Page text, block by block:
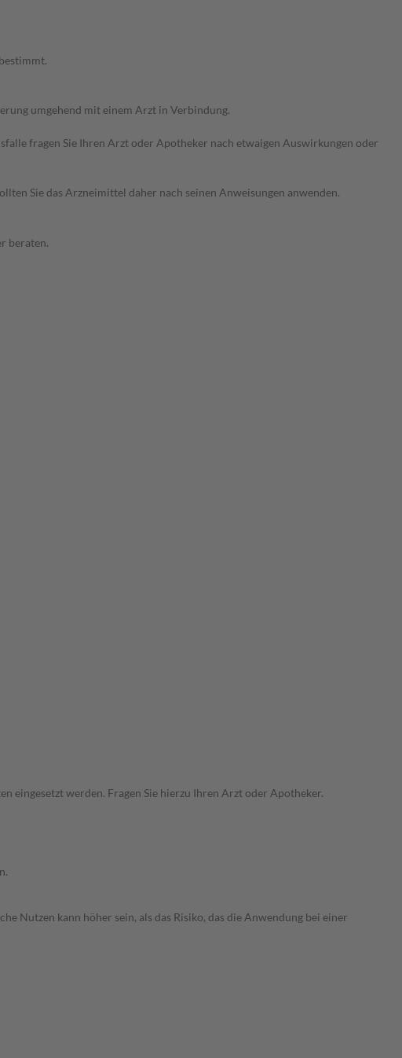
umgehend mit einem Arzt in Verbindung.
fragen Sie Ihren Arzt oder Apotheker nach etwaigen Auswirkungen oder
Sie das Arzneimittel daher nach seinen Anweisungen anwenden.
beraten.
eingesetzt werden. Fragen Sie hierzu Ihren Arzt oder Apotheker.
Nutzen kann höher sein, als das Risiko, das die Anwendung bei einer